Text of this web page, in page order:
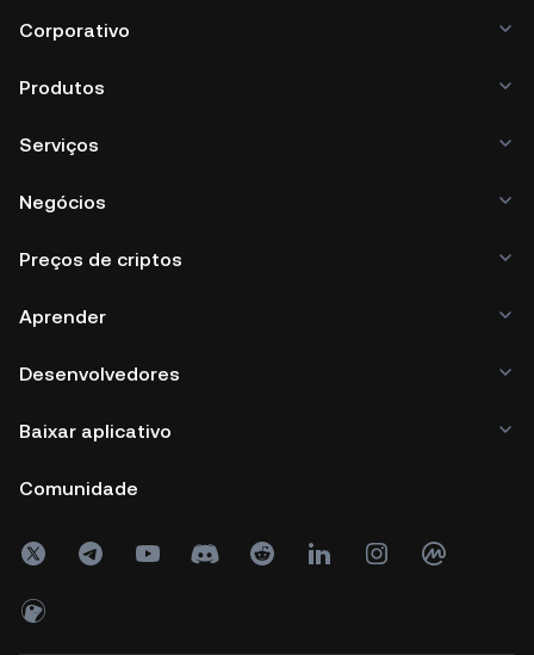
Corporativo
Produtos
Serviços
Negócios
Preços de criptos
Aprender
Desenvolvedores
Baixar aplicativo
Comunidade